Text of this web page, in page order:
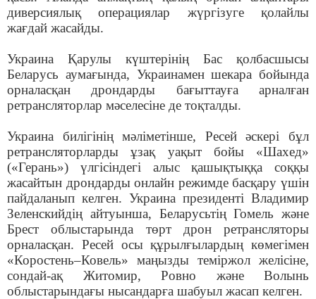
диверсиялық операциялар жүргізуге қолайлы
жағдай жасайды.
Украина Қарулы күштерінің Бас қолбасшысы
Беларусь аумағында, Украинамен шекара бойында
орналасқан дрондарды бағыттауға арналған
ретрансляторлар мәселесіне де тоқталды.
Украина билігінің мәліметінше, Ресей әскері бұл
ретрансляторларды ұзақ уақыт бойы «Шахед»
(«Герань») үлгісіндегі алыс қашықтыққа соққы
жасайтын дрондарды онлайн режимде басқару үшін
пайдаланып келген. Украина президенті Владимир
Зеленскийдің айтуынша, Беларусьтің Гомель және
Брест облыстарында төрт дрон ретрансляторы
орналасқан. Ресей осы құрылғылардың көмегімен
«Коростень–Ковель» маңызды теміржол желісіне,
сондай-ақ Житомир, Ровно және Волынь
облыстарындағы нысандарға шабуыл жасап келген.